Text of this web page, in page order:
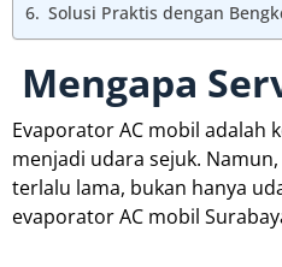
Solusi Praktis dengan
Mengapa
Evaporator AC mobil adalah
menjadi udara sejuk.
terlalu lama, bukan hanya
evaporator AC mobil